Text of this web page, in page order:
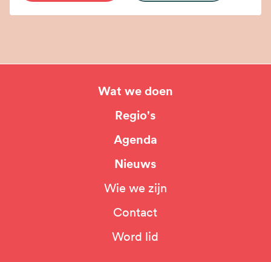
Wat we doen
Regio's
Agenda
Nieuws
Wie we zijn
Contact
Word lid